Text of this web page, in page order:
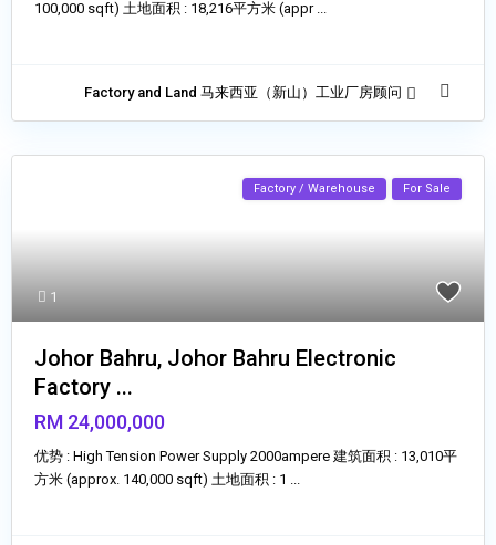
100,000 sqft) 土地面积 : 18,216平方米 (appr
Factory and Land 马来西亚（新山）工业厂房顾问
1
Factory / Warehouse For Sale
Johor Bahru, Johor Bahru Electronic
Factory ...
RM 24,000,000
优势 : High Tension Power Supply 2000ampere 建筑面积 : 13,010平
方米 (approx. 140,000 sqft) 土地面积 : 1